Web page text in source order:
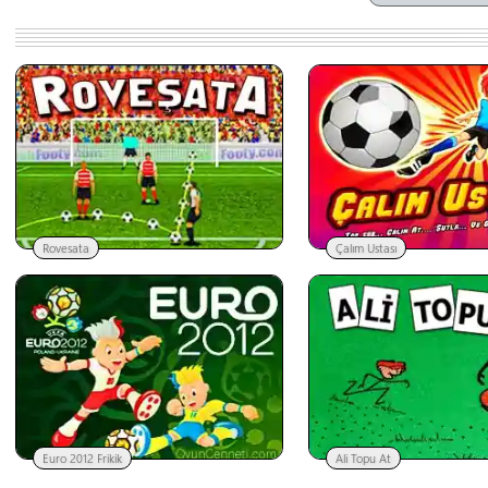
Rovesata Çalım Ustası
Euro 2012 Frikik Ali Topu At